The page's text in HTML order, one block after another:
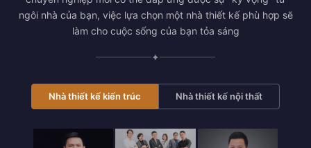
ngôi nhà của bạn, việc lựa chọn một nhà thiết kế phù hợp sẽ
làm cho cuộc sống của bạn tỏa sáng
✦
Nhà thiết kế kiến trúc Nhà thiết kế nội thất